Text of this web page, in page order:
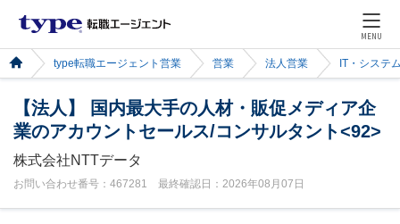
MENU
type転職エージェント営業 営業 法人営業 IT・システ
【法人】 国内最大手の人材・販促メディア企
業のアカウントセールス/コンサルタント<92>
株式会社NTTデータ
お問い合わせ番号：467281 最終確認日：2026年08月07日